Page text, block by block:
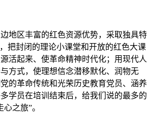
地区丰富的红色资源优势，采取独具特
把封闭的理论小课堂和开放的红色大课
活起来、使革命精神时代化；用现代人
方式，使理想信念潜移默化、润物无
的革命传统和光荣历史教育党员、涵养
学员在培训结束后，给我们说的最多的
之旅”。